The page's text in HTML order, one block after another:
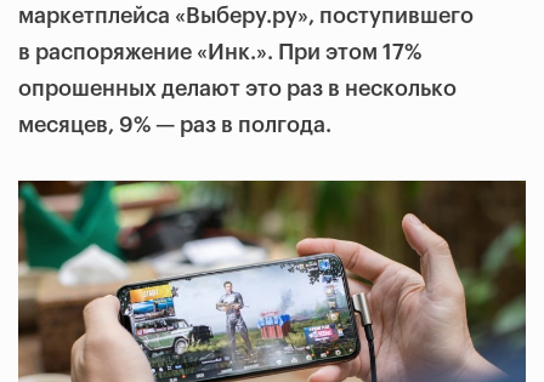
маркетплейса «Выберу.ру», поступившего
в распоряжение «Инк.». При этом 17%
опрошенных делают это раз в несколько
месяцев, 9% — раз в полгода.